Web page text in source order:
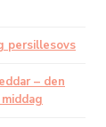
persillesovs
– den